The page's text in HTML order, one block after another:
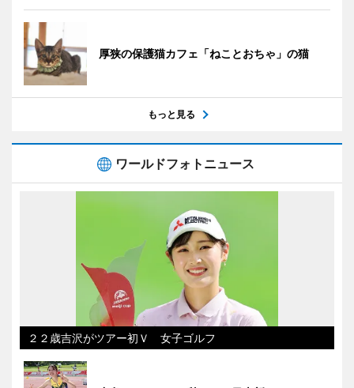
厚狭の保護猫カフェ「ねことおちゃ」の猫
もっと見る
ワールドフォトニュース
２２歳吉沢がツアー初Ｖ 女子ゴルフ